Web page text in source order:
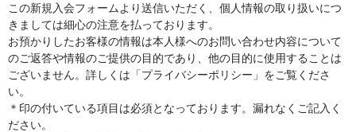
休業日のお知らせ
店長blog
お店に在庫があるのですぐに納車が可能な車両
この新規入会フォームより送信いただく、個人情報の取り扱いにつ
きましては細心の注意を払っております。
お預かりしたお客様の情報は本人様へのお問い合わせ内容について
のご返答や情報のご提供の目的であり、他の目的に使用することは
ございません。詳しくは「プライバシーポリシー」をご覧くださ
い。
＊印の付いている項目は必須となっております。漏れなくご記入く
ださい。